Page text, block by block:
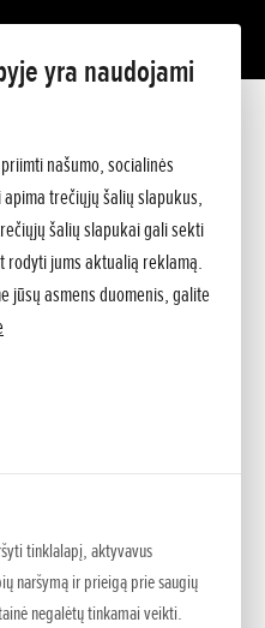
yra naudojami
našumo, socialinės
trečiųjų šalių slapukus,
šalių slapukai gali sekti
rodyti jums aktualią reklamą.
jūsų asmens duomenis, galite
new tab
tinklalapį, aktyvavus
naršymą ir prieigą prie saugių
negalėtų tinkamai veikti.